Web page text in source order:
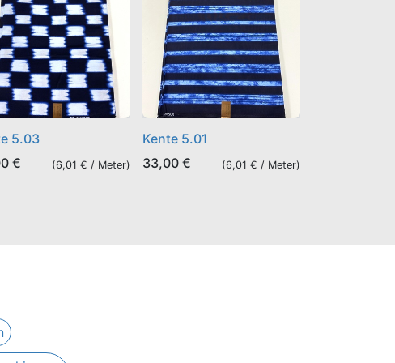
5.03
€ (6,01 € / Meter)
Kente 5.01
33,00 € (6,01 € / Meter)